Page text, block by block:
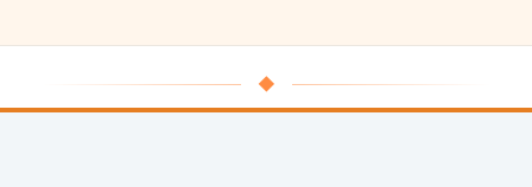
◆